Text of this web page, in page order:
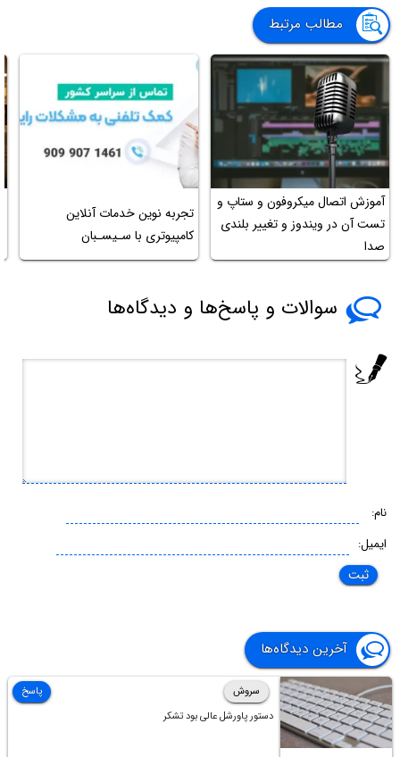
مطالب مرتبط
آموزش اتصال میکروفون و ستاپ و
تست آن در ویندوز و تغییر بلندی
صدا
تجربه نوین خدمات آنلاین
کامپیوتری با سـیسـبان
سوالات و پاسخ‌ها و دیدگاه‌ها
نام:
ایمیل:
آخرین دیدگاه‌ها
سروش
دستور پاورشل عالی بود تشکر
پاسخ